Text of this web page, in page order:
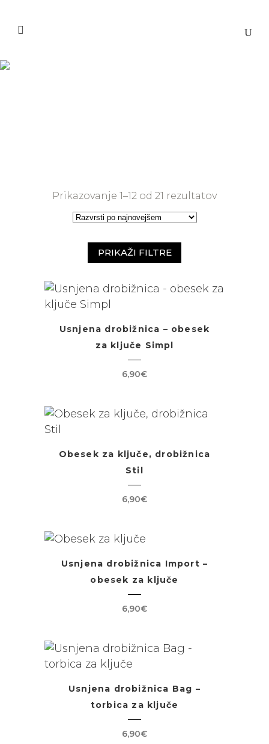
Prikazovanje 1–12 od 21 rezultatov
PRIKAŽI FILTRE
Usnjena drobižnica – obesek
za ključe Simpl
6,90€
Obesek za ključe, drobižnica
Stil
6,90€
Usnjena drobižnica Import –
obesek za ključe
6,90€
Usnjena drobižnica Bag –
torbica za ključe
6,90€